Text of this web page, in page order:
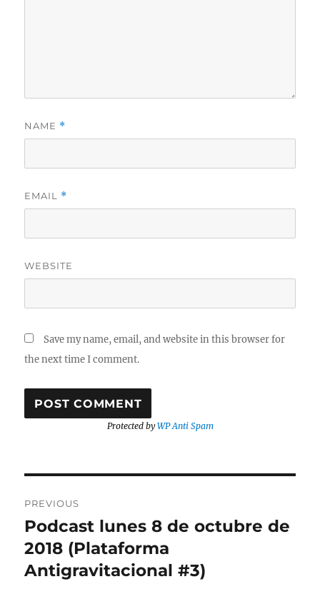
NAME *
EMAIL *
WEBSITE
Save my name, email, and website in this browser for
the next time I comment.
Protected byWP Anti Spam
navigation
PREVIOUS
Previous
post:
Podcast lunes 8 de octubre de
2018 (Plataforma
Antigravitacional #3)